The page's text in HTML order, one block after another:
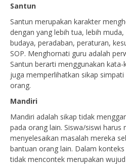
Santun
Santun merupakan karakter
dengan yang lebih tua, lebih
budaya, peradaban, peraturan,
SOP. Menghornati guru adalah
Santun berarti menggunakan
juga memperlihatkan sikap
orang.
Mandiri
Mandiri adalah sikap tidak
pada orang lain. Siswa/siswi harus
menyelesaikan masalah mereka
bantuan orang lain. Dalam
tidak mencontek merupakan